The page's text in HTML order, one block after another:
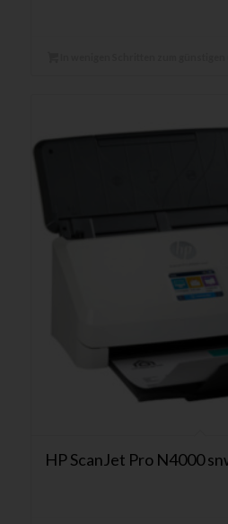
HP ScanJet Pro N4000